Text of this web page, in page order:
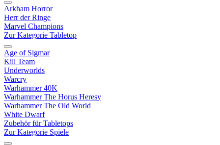
Arkham Horror
Herr der Ringe
Marvel Champions
Zur Kategorie Tabletop
Age of Sigmar
Kill Team
Underworlds
Warcry
Warhammer 40K
Warhammer The Horus Heresy
Warhammer The Old World
White Dwarf
Zubehör für Tabletops
Zur Kategorie Spiele